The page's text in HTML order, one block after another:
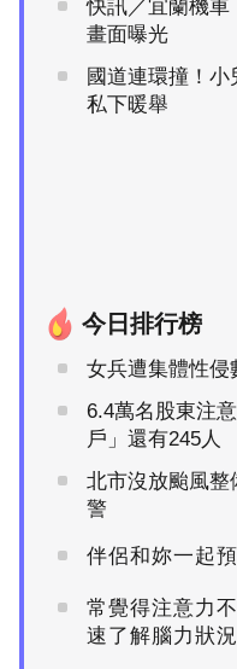
快訊／宜蘭機車
畫面曝光
國道連環撞！
私下暖舉
今日排行榜
女兵遭集體性侵
6.4萬名股東注
戶」還有245人
北市沒放颱風整
警
伴侶和妳一起
常覺得注意力
速了解腦力狀況